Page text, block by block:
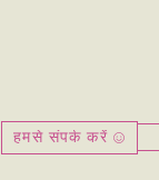
हमसे संपर्क करें